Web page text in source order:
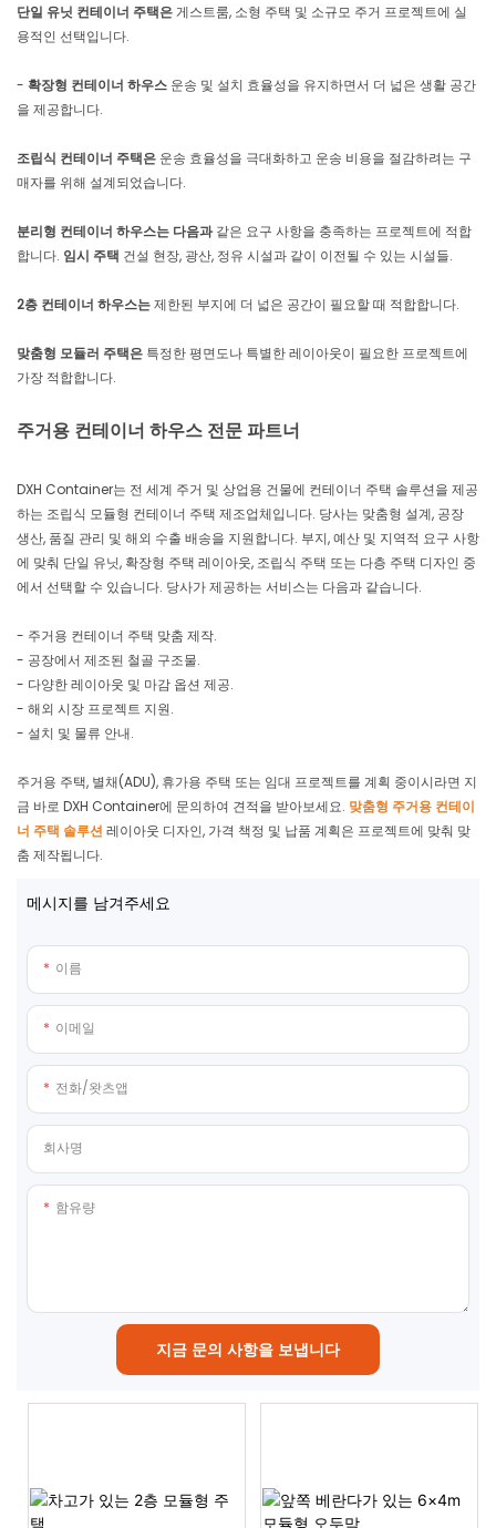
단일 유닛 컨테이너 주택은게스트룸, 소형 주택 및 소규모 주거 프로젝트에 실
용적인 선택입니다.
- 확장형 컨테이너 하우스 운송 및 설치 효율성을 유지하면서 더 넓은 생활 공간
을 제공합니다.
조립식 컨테이너 주택은 운송 효율성을 극대화하고 운송 비용을 절감하려는 구
매자를 위해 설계되었습니다.
분리형 컨테이너 하우스는 다음과같은 요구 사항을 충족하는 프로젝트에 적합
합니다. 임시 주택 건설 현장, 광산, 정유 시설과 같이 이전될 수 있는 시설들.
2층 컨테이너 하우스는제한된 부지에 더 넓은 공간이 필요할 때 적합합니다.
맞춤형 모듈러 주택은 특정한 평면도나 특별한 레이아웃이 필요한 프로젝트에
가장 적합합니다.
주거용 컨테이너 하우스 전문 파트너
DXH Container는 전 세계 주거 및 상업용 건물에 컨테이너 주택 솔루션을 제공
하는 조립식 모듈형 컨테이너 주택 제조업체입니다. 당사는 맞춤형 설계, 공장
생산, 품질 관리 및 해외 수출 배송을 지원합니다. 부지, 예산 및 지역적 요구 사항
에 맞춰 단일 유닛, 확장형 주택 레이아웃, 조립식 주택 또는 다층 주택 디자인 중
에서 선택할 수 있습니다. 당사가 제공하는 서비스는 다음과 같습니다.
- 주거용 컨테이너 주택 맞춤 제작.
- 공장에서 제조된 철골 구조물.
- 다양한 레이아웃 및 마감 옵션 제공.
- 해외 시장 프로젝트 지원.
- 설치 및 물류 안내.
주거용 주택, 별채(ADU), 휴가용 주택 또는 임대 프로젝트를 계획 중이시라면 지
금 바로 DXH Container에 문의하여 견적을 받아보세요. 맞춤형 주거용 컨테이
너 주택 솔루션 레이아웃 디자인, 가격 책정 및 납품 계획은 프로젝트에 맞춰 맞
춤 제작됩니다.
메시지를 남겨주세요
이름
이메일
전화/왓츠앱
회사명
함유량
지금 문의 사항을 보냅니다